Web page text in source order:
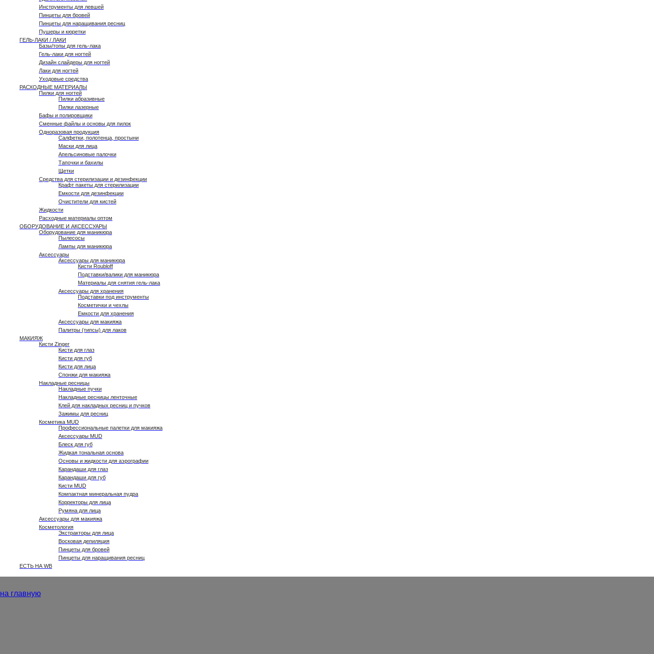
Инструменты для левшей
Пинцеты для бровей
Пинцеты для наращивания ресниц
Пушеры и кюретки
ГЕЛЬ-ЛАКИ / ЛАКИ
Базы/топы для гель-лака
Гель-лаки для ногтей
Дизайн слайдеры для ногтей
Лаки для ногтей
Уходовые средства
РАСХОДНЫЕ МАТЕРИАЛЫ
Пилки для ногтей
Пилки абразивные
Пилки лазерные
Бафы и полировщики
Сменные файлы и основы для пилок
Одноразовая продукция
Салфетки, полотенца, простыни
Маски для лица
Апельсиновые палочки
Тапочки и бахилы
Щетки
Средства для стерилизации и дезинфекции
Крафт пакеты для стерилизации
Емкости для дезинфекции
Очистители для кистей
Жидкости
Расходные материалы оптом
ОБОРУДОВАНИЕ И АКСЕССУАРЫ
Оборудование для маникюра
Пылесосы
Лампы для маникюра
Аксессуары
Аксессуары для маникюра
Кисти Roubloff
Подставки/валики для маникюра
Материалы для снятия гель-лака
Аксессуары для хранения
Подставки под инструменты
Косметички и чехлы
Емкости для хранения
Аксессуары для макияжа
Палитры (типсы) для лаков
МАКИЯЖ
Кисти Zinger
Кисти для глаз
Кисти для губ
Кисти для лица
Спонжи для макияжа
Накладные ресницы
Накладные пучки
Накладные ресницы ленточные
Клей для накладных ресниц и пучков
Зажимы для ресниц
Косметика MUD
Профессиональные палетки для макияжа
Аксессуары MUD
Блеск для губ
Жидкая тональная основа
Основы и жидкости для аэрографии
Карандаши для глаз
Карандаши для губ
Кисти MUD
Компактная минеральная пудра
Корректоры для лица
Румяна для лица
Аксессуары для макияжа
Косметология
Экстракторы для лица
Восковая депиляция
Пинцеты для бровей
Пинцеты для наращивания ресниц
ЕСТЬ НА WB
на главную